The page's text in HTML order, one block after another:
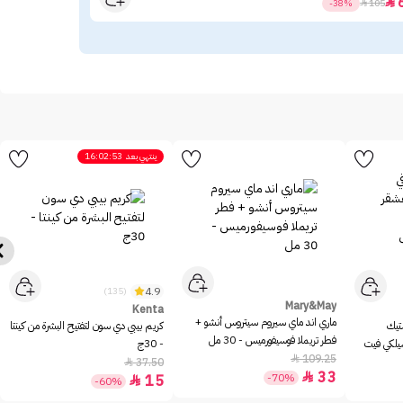
105

-38%
فيت
Mary&May
ماري اند ماي سيروم سيتروس أنشو +
فطر تريملا فوسيفورميس - 30 مل
109.25

33

-70%
ينتهي بعد 16:02:53
4.9
(135)
Kenta
كريم بيبي دي سون لتفتيح البشرة من كينتا
- 30ج
37.50

15

-60%